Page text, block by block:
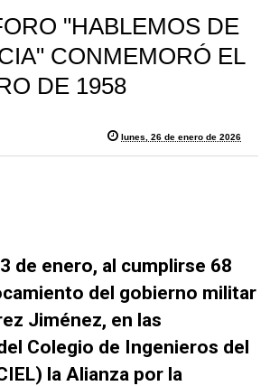
"HABLEMOS DE
CONMEMORÓ EL
DE 1958
lunes, 26 de enero de 2026
de enero, al cumplirse 68
del gobierno militar
Jiménez, en las
Colegio de Ingenieros del
la Alianza por la